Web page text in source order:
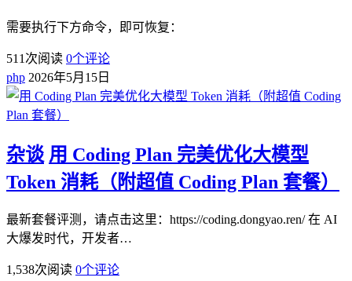
需要执行下方命令，即可恢复：
511 次阅读 0个评论
php 2026年5月15日
杂谈 用 Coding Plan 完美优化大模型
Token 消耗（附超值 Coding Plan 套餐）
最新套餐评测，请点击这里：https://coding.dongyao.ren/ 在 AI
大爆发时代，开发者…
1,538次阅读 0个评论